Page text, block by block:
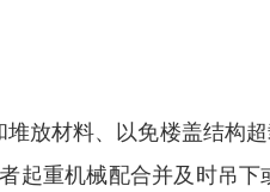
放材料、以免楼盖结构
起重机械配合并及时吊